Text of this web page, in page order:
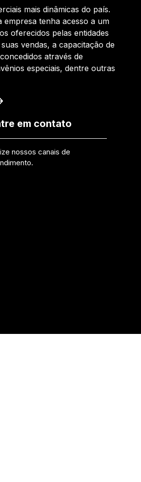
mais dinâmicas do país.
tenha acesso a um
oferecidos pelas entidades
vendas, a capacitação de
através de
especiais, dentre outras
em contato
nossos canais de